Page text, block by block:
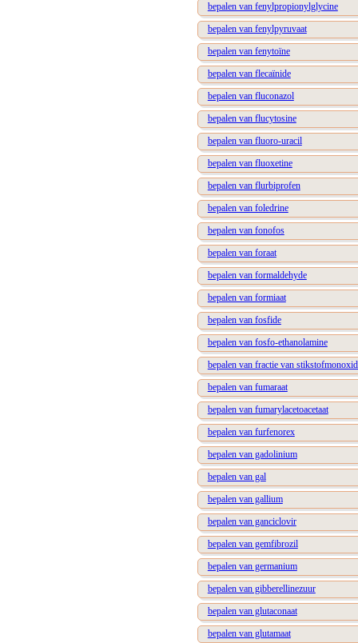
bepalen van fenylpropionylglycine
bepalen van fenylpyruvaat
bepalen van fenytoïne
bepalen van flecaïnide
bepalen van fluconazol
bepalen van flucytosine
bepalen van fluoro-uracil
bepalen van fluoxetine
bepalen van flurbiprofen
bepalen van foledrine
bepalen van fonofos
bepalen van foraat
bepalen van formaldehyde
bepalen van formiaat
bepalen van fosfide
bepalen van fosfo-ethanolamine
bepalen van fractie van
bepalen van fumaraat
bepalen van fumarylacetoacetaat
bepalen van furfenorex
bepalen van gadolinium
bepalen van gal
bepalen van gallium
bepalen van ganciclovir
bepalen van gemfibrozil
bepalen van germanium
bepalen van gibberellinezuur
bepalen van glutaconaat
bepalen van glutamaat